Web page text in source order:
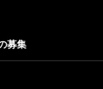
募集